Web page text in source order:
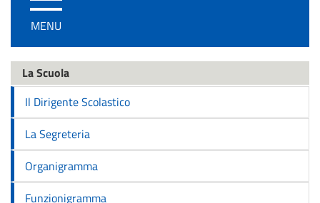
/
disattiva
navigazione
MENU
La Scuola
Il Dirigente Scolastico
La Segreteria
Organigramma
Funzionigramma